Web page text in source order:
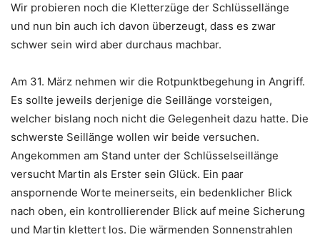
Wir probieren noch die Kletterzüge der Schlüssellänge
und nun bin auch ich davon überzeugt, dass es zwar
schwer sein wird aber durchaus machbar.
Am 31. März nehmen wir die Rotpunktbegehung in Angriff.
Es sollte jeweils derjenige die Seillänge vorsteigen,
welcher bislang noch nicht die Gelegenheit dazu hatte. Die
schwerste Seillänge wollen wir beide versuchen.
Angekommen am Stand unter der Schlüsselseillänge
versucht Martin als Erster sein Glück. Ein paar
anspornende Worte meinerseits, ein bedenklicher Blick
nach oben, ein kontrollierender Blick auf meine Sicherung
und Martin klettert los. Die wärmenden Sonnenstrahlen